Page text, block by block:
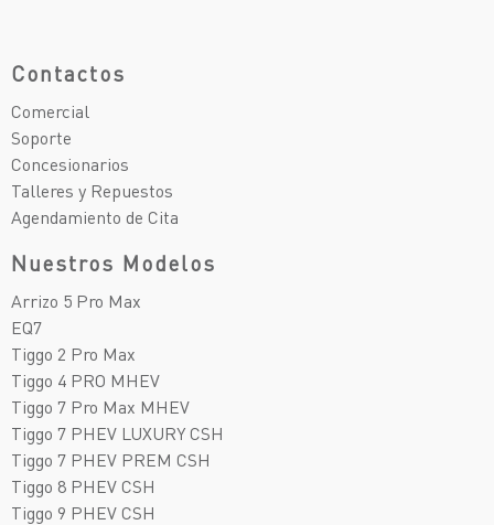
Contactos
Comercial
Soporte
Concesionarios
Talleres y Repuestos
Agendamiento de Cita
Nuestros Modelos
Arrizo 5 Pro Max
EQ7
Tiggo 2 Pro Max
Tiggo 4 PRO MHEV
Tiggo 7 Pro Max MHEV
Tiggo 7 PHEV LUXURY CSH
Tiggo 7 PHEV PREM CSH
Tiggo 8 PHEV CSH
Tiggo 9 PHEV CSH